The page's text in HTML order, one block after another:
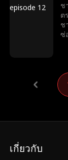
ช
ต
ช
ซ่
เกี่ยวกับ